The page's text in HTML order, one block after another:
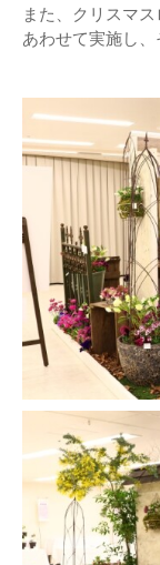
また、クリスマ
あわせて実施し、